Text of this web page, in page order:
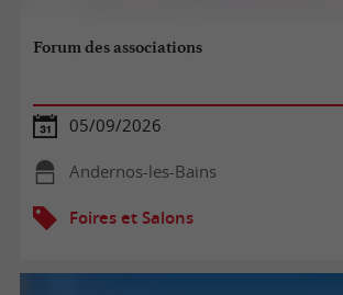
Forum des associations
05/09/2026
Andernos-les-Bains
Foires et Salons